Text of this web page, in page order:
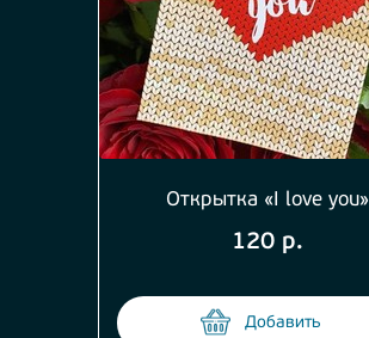
Открытка «I love you»
120 р.
Добавить